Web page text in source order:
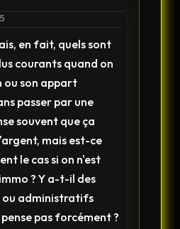
en fait, quels sont
courants quand on
ou son appart
passer par une
souvent que ça
mais est-ce
le cas si on n'est
? Y a-t-il des
ou administratifs
pas forcément ?